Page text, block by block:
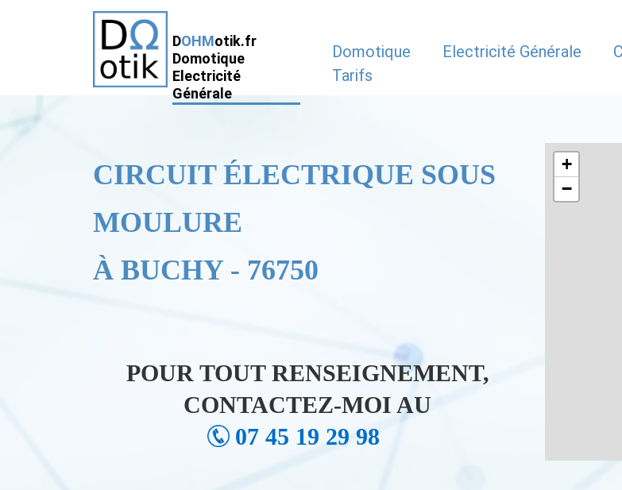
DOHMotik.fr
Domotique
Electricité
Générale
Domotique Electricité Générale
Tarifs
CIRCUIT ÉLECTRIQUE SOUS
MOULURE
À BUCHY - 76750
POUR TOUT RENSEIGNEMENT,
CONTACTEZ-MOI AU
07 45 19 29 98
+
−